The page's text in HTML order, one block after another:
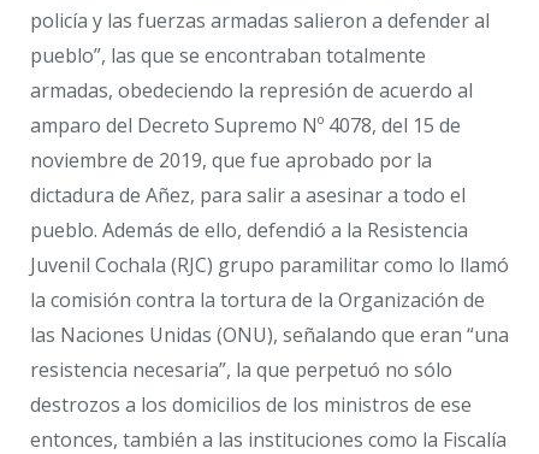
policía y las fuerzas armadas salieron a defender al
pueblo”, las que se encontraban totalmente
armadas, obedeciendo la represión de acuerdo al
amparo del Decreto Supremo Nº 4078, del 15 de
noviembre de 2019, que fue aprobado por la
dictadura de Añez, para salir a asesinar a todo el
pueblo. Además de ello, defendió a la Resistencia
Juvenil Cochala (RJC) grupo paramilitar como lo llamó
la comisión contra la tortura de la Organización de
las Naciones Unidas (ONU), señalando que eran “una
resistencia necesaria”, la que perpetuó no sólo
destrozos a los domicilios de los ministros de ese
entonces, también a las instituciones como la Fiscalía